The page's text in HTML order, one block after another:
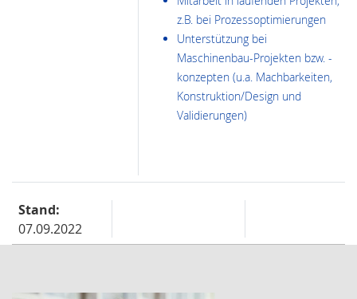
z.B. bei Prozessoptimierungen
Unterstützung bei
Maschinenbau-Projekten bzw. -
konzepten (u.a. Machbarkeiten,
Konstruktion/Design und
Validierungen)
Stand:
07.09.2022